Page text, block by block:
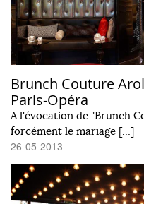
Brunch Couture
Paris-Opéra
A l'évocation de "Brunch
forcément le mariage […]
26-05-2013